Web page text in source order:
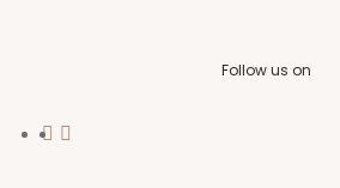
Follow us on